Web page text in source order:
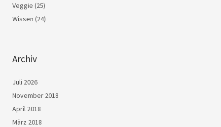
Veggie (25)
Wissen (24)
Archiv
Juli 2026
November 2018
April 2018
März 2018